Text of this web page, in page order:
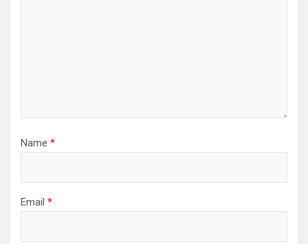
Name *
Email *